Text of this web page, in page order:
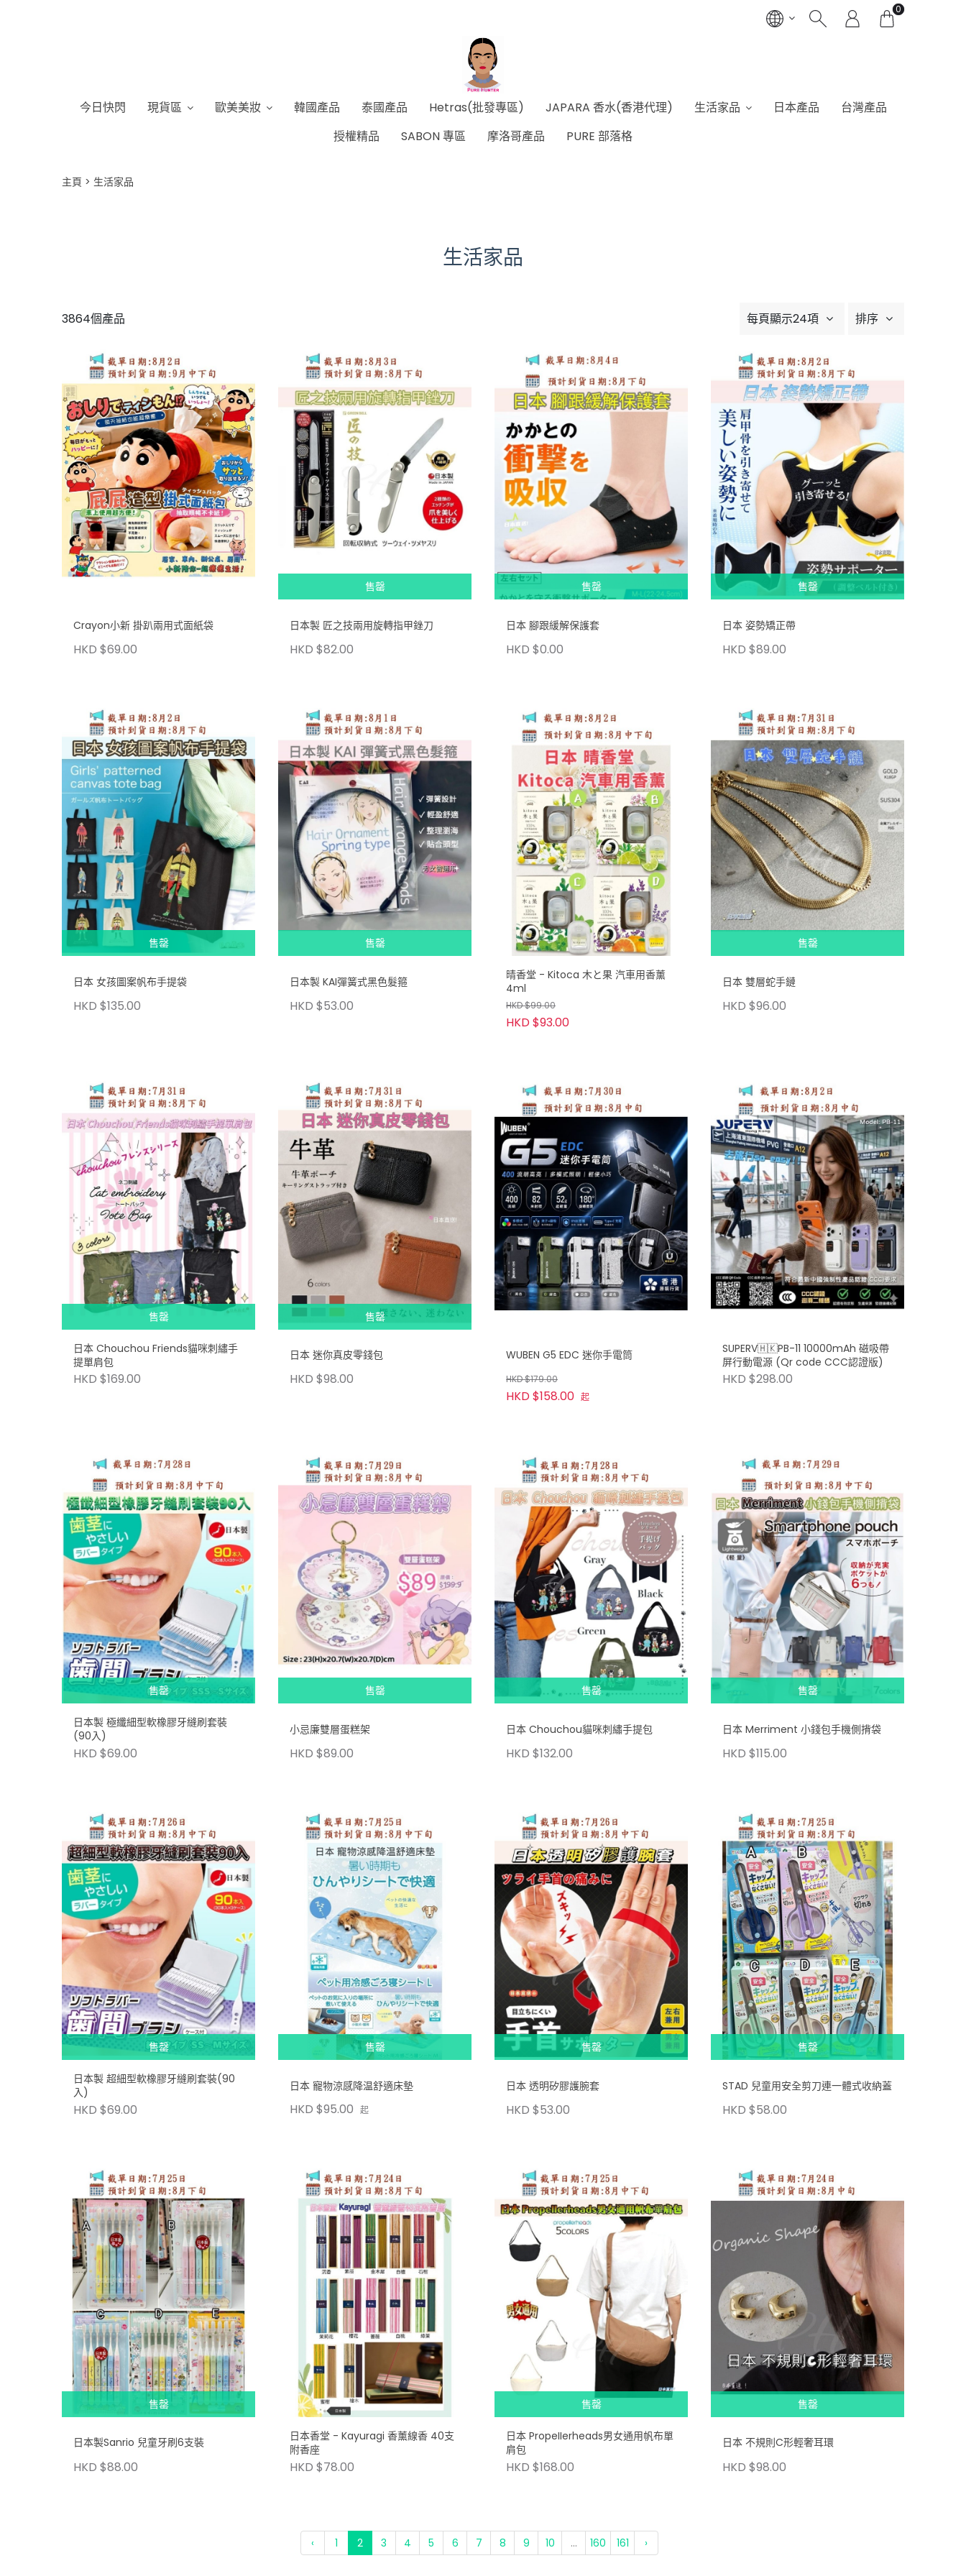
0
今日快閃 現貨區 歐美美妝 韓國產品 泰國產品 Hetras(批發專區) JAPARA 香水(香港代理) 生活家品 日本產品
台灣產品
授權精品
SABON 專區 摩洛哥產品 PURE 部落格
主頁 生活家品
生活家品
每頁顯示24項 排序
3864個產品
Crayon小新 掛趴兩用式面紙袋
HKD $69.00
售罄
日本製 匠之技兩用旋轉指甲銼刀
HKD $82.00
售罄
日本 腳跟緩解保護套
HKD $0.00
售罄
日本 姿勢矯正帶
HKD $89.00
售罄
日本 女孩圖案帆布手提袋
HKD $135.00
售罄
日本製 KAI彈簧式黑色髮箍
HKD $53.00
晴香堂 - Kitoca 木と果 汽車用香薰
4ml
HKD $99.00
HKD $93.00
售罄
日本 雙層蛇手鏈
HKD $96.00
售罄
日本 Chouchou Friends貓咪刺繡手
提單肩包
HKD $169.00
售罄
日本 迷你真皮零錢包
HKD $98.00
WUBEN G5 EDC 迷你手電筒
HKD $179.00
HKD $158.00 起
SUPERV🇭🇰PB-11 10000mAh 磁吸帶
屏行動電源 (Qr code CCC認證版)
HKD $298.00
售罄
日本製 極纖細型軟橡膠牙縫刷套裝
(90入)
HKD $69.00
售罄
小忌廉雙層蛋糕架
HKD $89.00
售罄
日本 Chouchou貓咪刺繡手提包
HKD $132.00
售罄
日本 Merriment 小錢包手機側揹袋
HKD $115.00
售罄
日本製 超細型軟橡膠牙縫刷套裝(90
入)
HKD $69.00
售罄
日本 寵物涼感降温舒適床墊
HKD $95.00 起
售罄
日本 透明矽膠護腕套
HKD $53.00
售罄
STAD 兒童用安全剪刀連一體式收納蓋
HKD $58.00
售罄
日本製Sanrio 兒童牙刷6支裝
HKD $88.00
日本香堂 - Kayuragi 香薰線香 40支
附香座
HKD $78.00
售罄
日本 PropeIIerheads男女通用帆布單
肩包
HKD $168.00
售罄
日本 不規則C形輕奢耳環
HKD $98.00
‹ 1 2 3 4 5 6 7 8 9 10 ... 160 161 ›